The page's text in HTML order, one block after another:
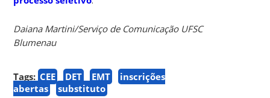
Daiana Martini/Serviço de Comunicação UFSC
Blumenau
Tags: CEE DET EMT
inscrições
abertas
substituto